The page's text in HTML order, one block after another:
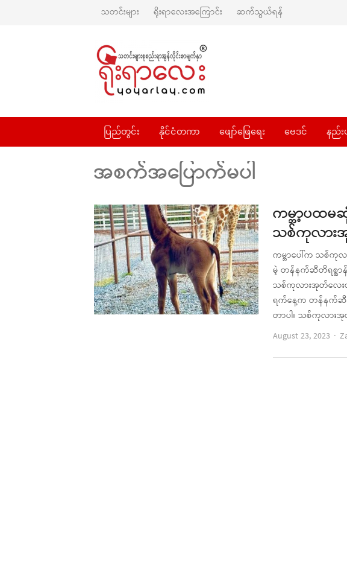
သတင်းများ ရိုးရာလေးအကြောင်း ဆက်သွယ်ရန်
ပြည်တွင်း နိုင်ငံတကာ ဖျော်ဖြေရေး ဗေဒင် နည်း
အစက်အပြောက်မပါ
ကမ္ဘာ့ပထမ
သစ်ကုလား
ကမ္ဘာပေါ်က သစ်ကု
မဲ့ တန်နက်ဆီတိရစ္ဆာ
သစ်ကုလားအုတ်လေးတ
ရက်နေ့က တန်နက်ဆီပ
တာပါ။ သစ်ကုလား
August 23, 2023